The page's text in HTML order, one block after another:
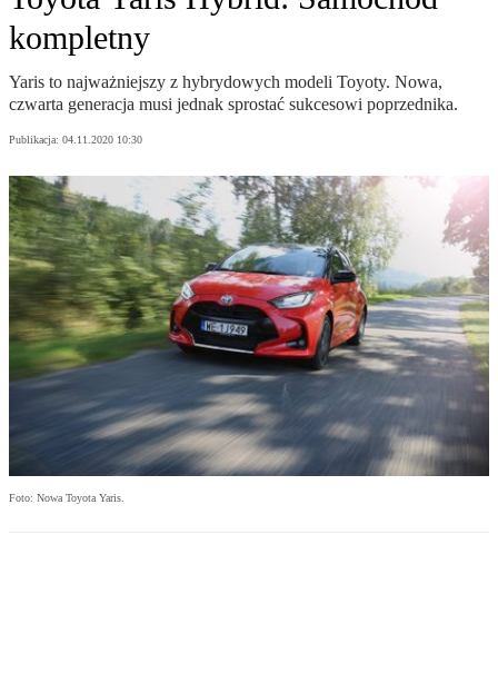
kompletny
Yaris to najważniejszy z hybrydowych modeli Toyoty. Nowa,
czwarta generacja musi jednak sprostać sukcesowi poprzednika.
Publikacja: 04.11.2020 10:30
Foto: Nowa Toyota Yaris.